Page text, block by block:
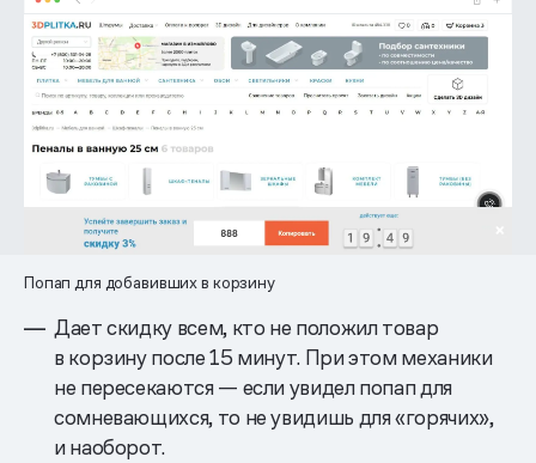
Попап для добавивших в корзину
Дает скидку всем, кто не положил товар
в корзину после 15 минут. При этом механики
не пересекаются — если увидел попап для
сомневающихся, то не увидишь для «горячих»,
и наоборот.